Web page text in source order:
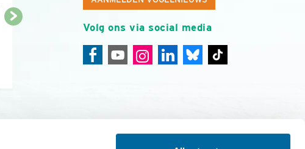
Volg ons via social media